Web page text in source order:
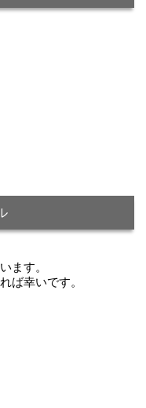
ます。
ば幸いです。